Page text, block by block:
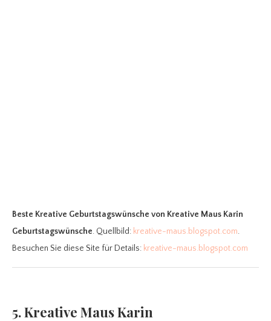
Beste Kreative Geburtstagswünsche von Kreative Maus Karin
Geburtstagswünsche. Quellbild: kreative-maus.blogspot.com.
Besuchen Sie diese Site für Details: kreative-maus.blogspot.com
5. Kreative Maus Karin